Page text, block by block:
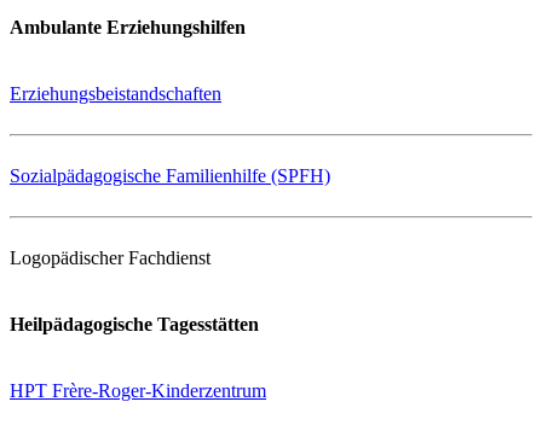
Ambulante Erziehungshilfen
Erziehungsbeistandschaften
Sozialpädagogische Familienhilfe (SPFH)
Logopädischer Fachdienst
Heilpädagogische Tagesstätten
HPT Frère-Roger-Kinderzentrum